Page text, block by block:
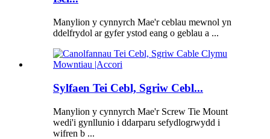
Manylion y cynnyrch Mae'r ceblau mewnol yn
ddelfrydol ar gyfer ystod eang o geblau a ...
Sylfaen Tei Cebl, Sgriw Cebl...
Manylion y cynnyrch Mae'r Screw Tie Mount
wedi'i gynllunio i ddarparu sefydlogrwydd i
wifren b ...